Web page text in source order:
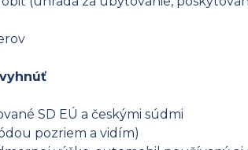
SD EÚ a českými súdmi
pozriem a vidím)